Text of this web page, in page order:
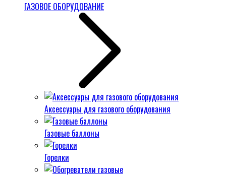
ГАЗОВОЕ ОБОРУДОВАНИЕ
Аксессуары для газового оборудования
Газовые баллоны
Горелки